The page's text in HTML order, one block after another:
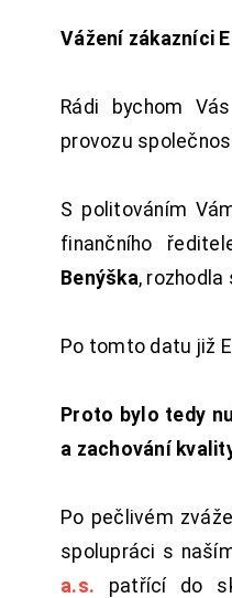
Vážení zákazníci
Rádi bychom
provozu
S politováním
finančního
Benýška,
Po tomto datu již
Proto bylo tedy
a zachování
Po pečlivém
spolupráci s
a.s. patřící do